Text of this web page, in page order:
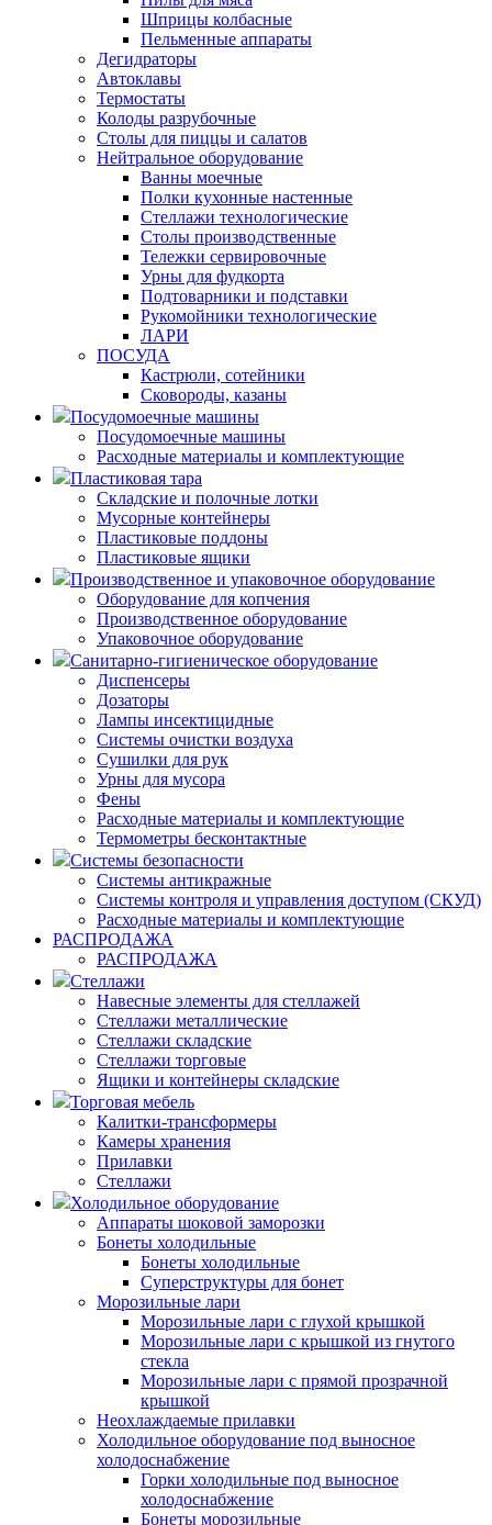
Шприцы колбасные
Пельменные аппараты
Дегидраторы
Автоклавы
Термостаты
Колоды разрубочные
Столы для пиццы и салатов
Нейтральное оборудование
Ванны моечные
Полки кухонные настенные
Стеллажи технологические
Столы производственные
Тележки сервировочные
Урны для фудкорта
Подтоварники и подставки
Рукомойники технологические
ЛАРИ
ПОСУДА
Кастрюли, сотейники
Сковороды, казаны
Посудомоечные машины
Посудомоечные машины
Расходные материалы и комплектующие
Пластиковая тара
Складские и полочные лотки
Мусорные контейнеры
Пластиковые поддоны
Пластиковые ящики
Производственное и упаковочное оборудование
Оборудование для копчения
Производственное оборудование
Упаковочное оборудование
Санитарно-гигиеническое оборудование
Диспенсеры
Дозаторы
Лампы инсектицидные
Системы очистки воздуха
Сушилки для рук
Урны для мусора
Фены
Расходные материалы и комплектующие
Термометры бесконтактные
Системы безопасности
Системы антикражные
Системы контроля и управления доступом (СКУД)
Расходные материалы и комплектующие
РАСПРОДАЖА
РАСПРОДАЖА
Стеллажи
Навесные элементы для стеллажей
Стеллажи металлические
Стеллажи складские
Стеллажи торговые
Ящики и контейнеры складские
Торговая мебель
Калитки-трансформеры
Камеры хранения
Прилавки
Стеллажи
Холодильное оборудование
Аппараты шоковой заморозки
Бонеты холодильные
Бонеты холодильные
Суперструктуры для бонет
Морозильные лари
Морозильные лари с глухой крышкой
Морозильные лари с крышкой из гнутого
стекла
Морозильные лари с прямой прозрачной
крышкой
Неохлаждаемые прилавки
Холодильное оборудование под выносное
холодоснабжение
Горки холодильные под выносное
холодоснабжение
Бонеты морозильные